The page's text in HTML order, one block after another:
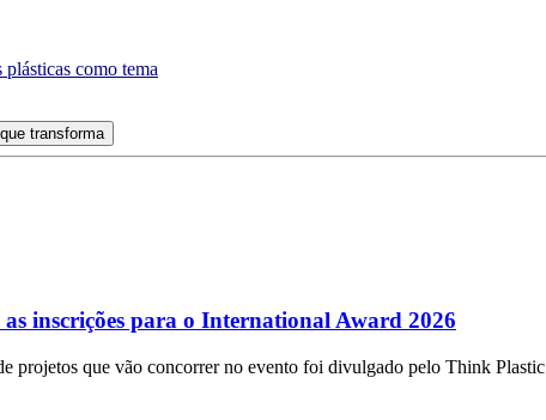
como tema
transforma
as inscrições para o International Award 2026
projetos que vão concorrer no evento foi divulgado pelo Think